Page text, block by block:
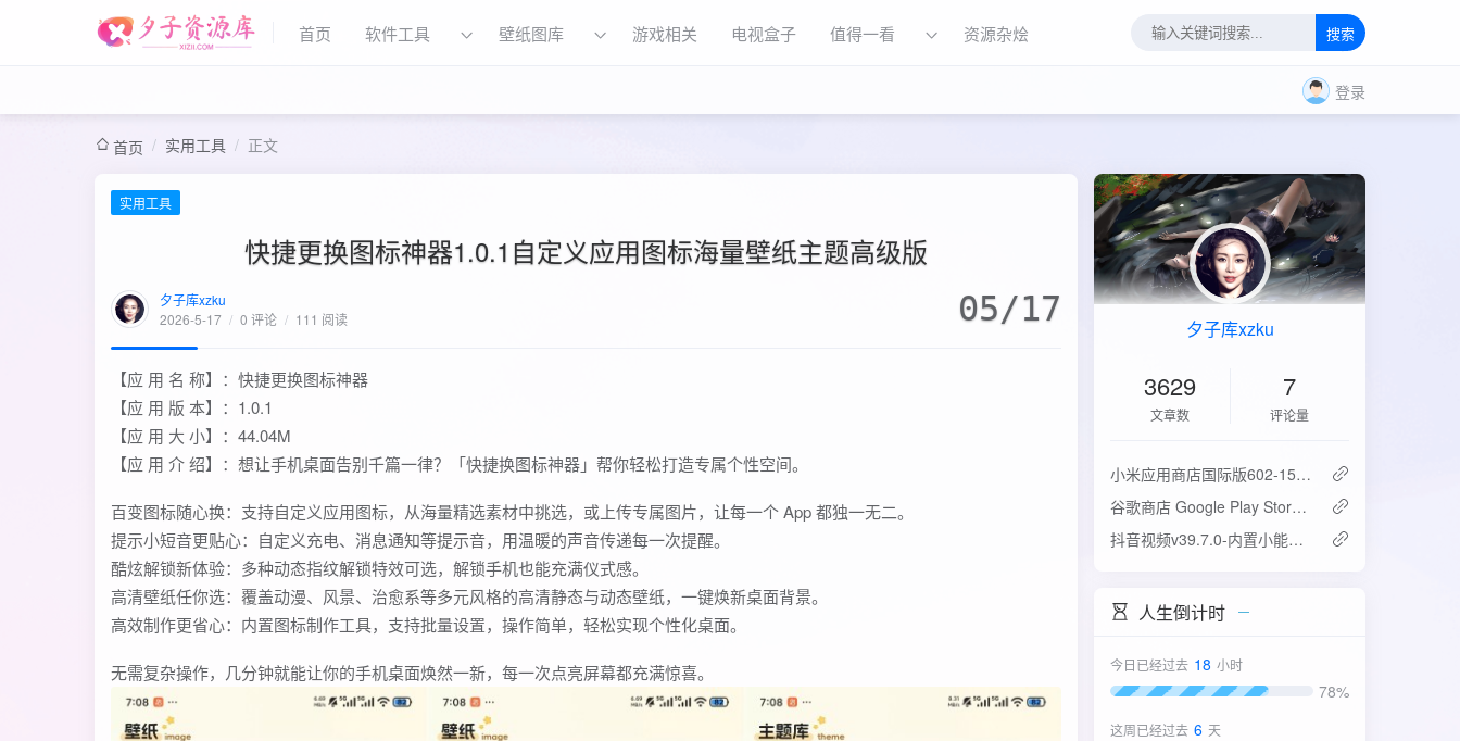
首页 软件工具 壁纸图库 游戏相关 电视盒子 值得一看 资源杂烩 搜索
登录
首页 / 实用工具 / 正文
实用工具
快捷更换图标神器1.0.1自定义应用图标海量壁纸主题高级版
夕子库xzku
2026-5-17 / 0 评论 / 111 阅读 05/17
【应 用 名 称】：快捷更换图标神器
【应 用 版 本】：1.0.1
【应 用 大 小】：44.04M
【应 用 介 绍】：想让手机桌面告别千篇一律？「快捷换图标神器」帮你轻松打造专属个性空间。
百变图标随心换：支持自定义应用图标，从海量精选素材中挑选，或上传专属图片，让每一个 App 都独一无二。
提示小短音更贴心：自定义充电、消息通知等提示音，用温暖的声音传递每一次提醒。
酷炫解锁新体验：多种动态指纹解锁特效可选，解锁手机也能充满仪式感。
高清壁纸任你选：覆盖动漫、风景、治愈系等多元风格的高清静态与动态壁纸，一键焕新桌面背景。
高效制作更省心：内置图标制作工具，支持批量设置，操作简单，轻松实现个性化桌面。
无需复杂操作，几分钟就能让你的手机桌面焕然一新，每一次点亮屏幕都充满惊喜。
夕子库xzku
3629
文章数
7
评论量
‌小米应用商店国际版602-15.6.0.2：免登录直下，比谷歌商店快3倍！
谷歌商店 Google Play Store v52.4.42-31版
抖音视频v39.7.0-内置小能手2.0.7模块
人生倒计时
今日已经过去 18 小时
78%
这周已经过去 6 天